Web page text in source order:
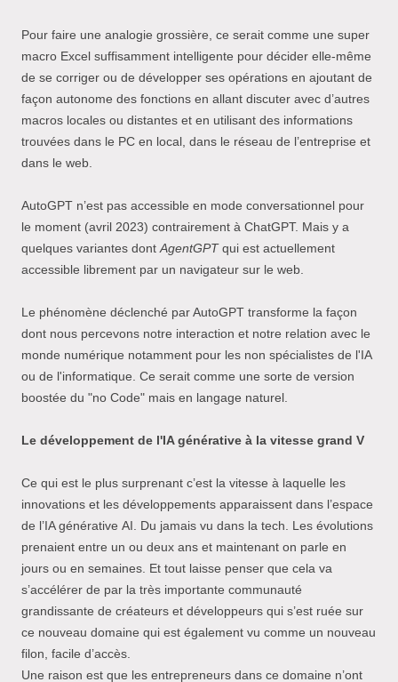
Pour faire une analogie grossière, ce serait comme une super
macro Excel suffisamment intelligente pour décider elle-même
de se corriger ou de développer ses opérations en ajoutant de
façon autonome des fonctions en allant discuter avec d’autres
macros locales ou distantes et en utilisant des informations
trouvées dans le PC en local, dans le réseau de l’entreprise et
dans le web.
AutoGPT n’est pas accessible en mode conversationnel pour
le moment (avril 2023) contrairement à ChatGPT. Mais y a
quelques variantes dont AgentGPTqui est actuellement
accessible librement par un navigateur sur le web.
Le phénomène déclenché par AutoGPT transforme la façon
dont nous percevons notre interaction et notre relation avec le
monde numérique notamment pour les non spécialistes de l'IA
ou de l'informatique. Ce serait comme une sorte de version
boostée du "no Code" mais en langage naturel.
Le développement de l'IA générative à la vitesse grand V
Ce qui est le plus surprenant c’est la vitesse à laquelle les
innovations et les développements apparaissent dans l’espace
de l’IA générative AI. Du jamais vu dans la tech. Les évolutions
prenaient entre un ou deux ans et maintenant on parle en
jours ou en semaines. Et tout laisse penser que cela va
s’accélérer de par la très importante communauté
grandissante de créateurs et développeurs qui s’est ruée sur
ce nouveau domaine qui est également vu comme un nouveau
filon, facile d’accès.
Une raison est que les entrepreneurs dans ce domaine n’ont